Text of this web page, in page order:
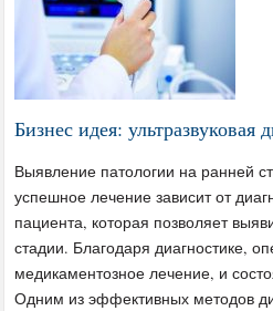
Бизнес идея: ультразвуковая
Выявление патологии на ранней
успешное лечение зависит от
пациента, которая позволяет
стадии. Благодаря диагностике,
медикаментозное лечение, и
Одним из эффективных методов